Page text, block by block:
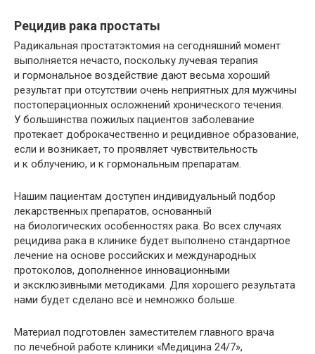
Рецидив рака простаты
Радикальная простатэктомия на сегодняшний момент
выполняется нечасто, поскольку лучевая терапия
и гормональное воздействие дают весьма хороший
результат при отсутствии очень неприятных для мужчины
постоперационных осложнений хронического течения.
У большинства пожилых пациентов заболевание
протекает доброкачественно и рецидивное образование,
если и возникает, то проявляет чувствительность
и к облучению, и к гормональным препаратам.
Нашим пациентам доступен индивидуальный подбор
лекарственных препаратов, основанный
на биологических особенностях рака. Во всех случаях
рецидива рака в клинике будет выполнено стандартное
лечение на основе российских и международных
протоколов, дополненное инновационными
и эксклюзивными методиками. Для хорошего результата
нами будет сделано всё и немножко больше.
Материал подготовлен заместителем главного врача
по лечебной работе клиники «Медицина 24/7»,